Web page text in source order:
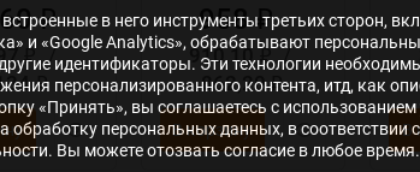
₽
/
₽
958₽
910,10 /
862,20₽
В корзину В
встроенные в него инструменты третьих сторон,
и «Google Analytics», обрабатывают
другие идентификаторы. Эти технологии
персонализированного контента, итд, как
«Принять», вы соглашаетесь с
обработку персональных данных, в
Вы можете отозвать согласие в любое время.